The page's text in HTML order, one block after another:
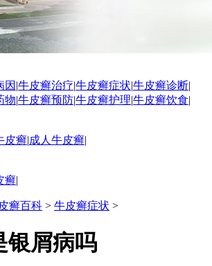
因 |牛皮癣治疗|牛皮癣症状|牛皮癣诊断|
物|牛皮癣预防|牛皮癣护理|牛皮癣饮食|
皮癣|成人牛皮癣|
癣|
癣百科 > 牛皮癣症状 >
银屑病吗